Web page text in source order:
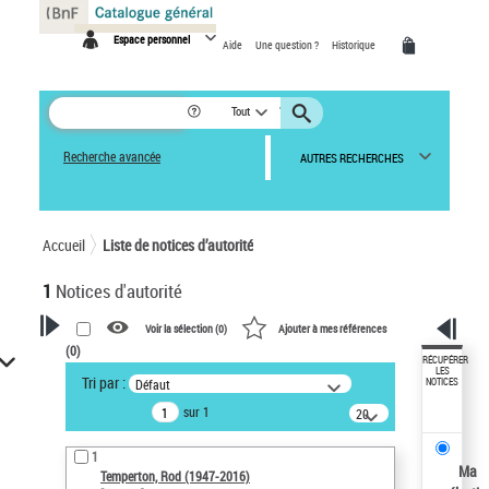
Espace personnel Aide Une question ? Historique
Tout
Recherche avancée AUTRES RECHERCHES
Accueil Liste de notices d’autorité
1 Notices d'autorité
VOTRE RECHERCHE
Recherche avancée dans les
notices d’autorité
Œuvres liées à l'auteur :
Temperton, Rod (1947-2016)
Voir la sélection (0) Ajouter à mes références
(0)
Tri par : Défaut
sur 1
20
résultats/page
1
Temperton, Rod (1947-2016)
RÉCUPÉRER
LES
NOTICES
Ma
Panneau de gestion des cookies